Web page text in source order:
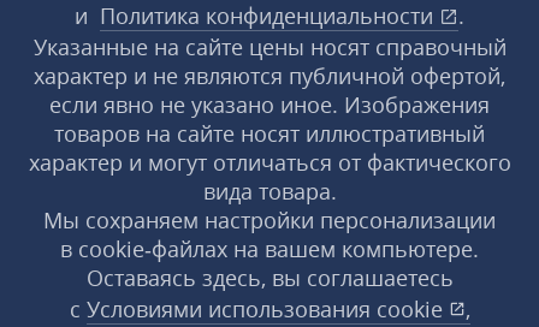
и Политика конфиденциальности
.
Указанные на сайте цены носят справочный
характер и не являются публичной офертой,
если явно не указано иное. Изображения
товаров на сайте носят иллюстративный
характер и могут отличаться от фактического
вида товара.
Мы сохраняем настройки персонализации
в cookie‑файлах на вашем компьютере.
Оставаясь здесь, вы соглашаетесь
с Условиями использования cookie
,